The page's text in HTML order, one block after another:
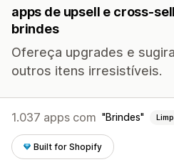
apps de upsell e cross-
brindes
Ofereça upgrades e
outros itens irresistíveis.
1.037 apps com Brindes
Built for Shopify